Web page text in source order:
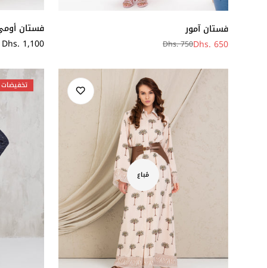
فستان آمور
سعر
Dhs. 650
سعر Dhs. 750
فستان
سعر
Dhs. 1,100
مُباع
تخفيضات